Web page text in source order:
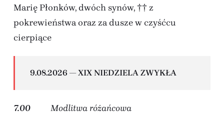
Marię Płonków, dwóch synów, †† z
pokrewieństwa oraz za dusze w czyśćcu
cierpiące
9.08.2026 — XIX NIEDZIELA ZWYKŁA
7.00 Modlitwa różańcowa